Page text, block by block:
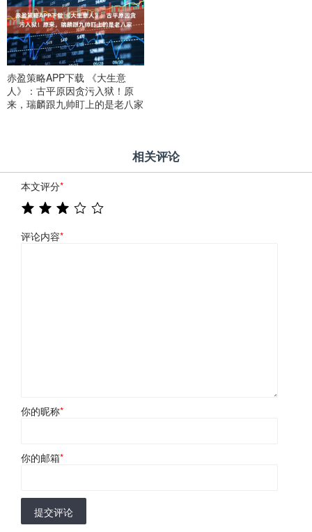
赤盈策略APP下载 《大生意
人》：古平原因贪污入狱！原
来，瑞麟跟九帅盯上的是老八家
相关评论
本文评分*
评论内容*
你的昵称*
你的邮箱*
提交评论